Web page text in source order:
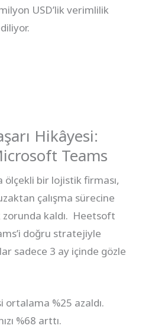
USD’lik verimlilik
Hikâyesi:
Teams
bir lojistik firması,
çalışma sürecine
zorunda kaldı. Heetsoft
doğru stratejiyle
sadece 3 ay içinde gözle
ortalama %25 azaldı.
%68 arttı.